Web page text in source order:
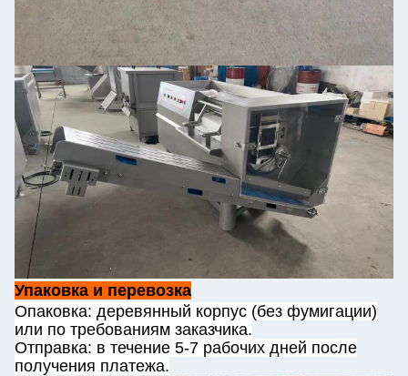
Упаковка и перевозка
Опаковка: деревянный корпус (без фумигации)
или по требованиям заказчика.
Отправка: в течение 5-7 рабочих дней после
получения платежа.